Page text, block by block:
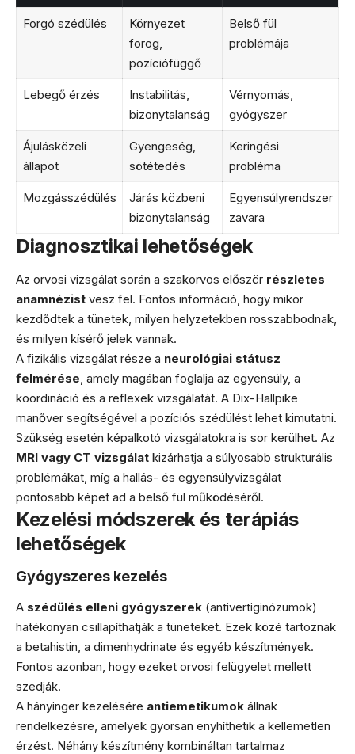
Forgó szédülés
Környezet
forog,
pozíciófüggő
Belső fül
problémája
Lebegő érzés
Instabilitás,
bizonytalanság
Vérnyomás,
gyógyszer
Ájulásközeli
állapot
Gyengeség,
sötétedés
Keringési
probléma
Mozgásszédülés
Járás közbeni
bizonytalanság
Egyensúlyrendszer
zavara
Diagnosztikai lehetőségek
Az orvosi vizsgálat során a szakorvos először részletes
anamnézist vesz fel. Fontos információ, hogy mikor
kezdődtek a tünetek, milyen helyzetekben rosszabbodnak,
és milyen kísérő jelek vannak.
A fizikális vizsgálat része a neurológiai státusz
felmérése , amely magában foglalja az egyensúly, a
koordináció és a reflexek vizsgálatát. A Dix-Hallpike
manőver segítségével a pozíciós szédülést lehet kimutatni.
Szükség esetén képalkotó vizsgálatokra is sor kerülhet. Az
MRI vagy CT vizsgálat kizárhatja a súlyosabb strukturális
problémákat, míg a hallás- és egyensúlyvizsgálat
pontosabb képet ad a belső fül működéséről.
Kezelési módszerek és terápiás
lehetőségek
Gyógyszeres kezelés
A szédülés elleni gyógyszerek (antivertiginózumok)
hatékonyan csillapíthatják a tüneteket. Ezek közé tartoznak
a betahistin, a dimenhydrinate és egyéb készítmények.
Fontos azonban, hogy ezeket orvosi felügyelet mellett
szedják.
A hányinger kezelésére antiemetikumok állnak
rendelkezésre, amelyek gyorsan enyhíthetik a kellemetlen
érzést. Néhány készítmény kombináltan tartalmaz